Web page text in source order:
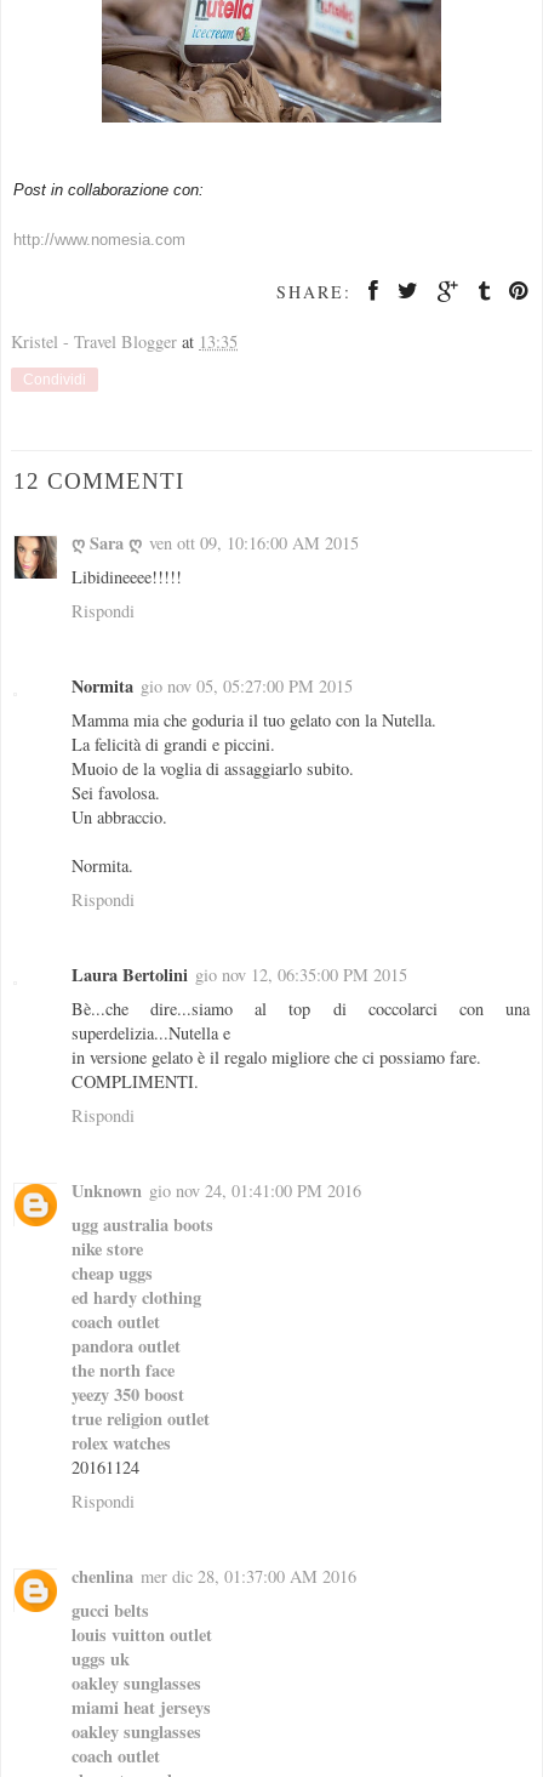
Post in collaborazione con:
http://www.nomesia.com
SHARE:
Kristel - Travel Blogger at 13:35
Condividi
12 COMMENTI
ღ Sara ღ ven ott 09, 10:16:00 AM 2015
Libidineeee!!!!!
Rispondi
Normita gio nov 05, 05:27:00 PM 2015
Mamma mia che goduria il tuo gelato con la Nutella.
La felicità di grandi e piccini.
Muoio de la voglia di assaggiarlo subito.
Sei favolosa.
Un abbraccio.
Normita.
Rispondi
Laura Bertolini gio nov 12, 06:35:00 PM 2015
Bè...che dire...siamo al top di coccolarci con una
superdelizia...Nutella e
in versione gelato è il regalo migliore che ci possiamo fare.
COMPLIMENTI.
Rispondi
Unknown gio nov 24, 01:41:00 PM 2016
ugg australia boots
nike store
cheap uggs
ed hardy clothing
coach outlet
pandora outlet
the north face
yeezy 350 boost
true religion outlet
rolex watches
20161124
Rispondi
chenlina mer dic 28, 01:37:00 AM 2016
gucci belts
louis vuitton outlet
uggs uk
oakley sunglasses
miami heat jerseys
oakley sunglasses
coach outlet